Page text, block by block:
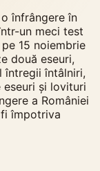
înfrângere în
un meci test
15 noiembrie
două eseuri,
întregii întâlniri,
și lovituri
a României
împotriva